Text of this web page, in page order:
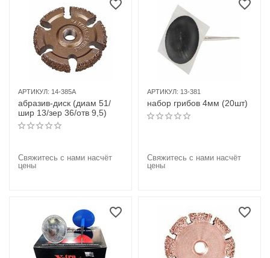
АРТИКУЛ: 14-385A
абразив-диск (диам 51/
шир 13/зер 36/отв 9,5)
Свяжитесь с нами насчёт
цены
АРТИКУЛ: 13-381
набор грибов 4мм (20шт)
Свяжитесь с нами насчёт
цены